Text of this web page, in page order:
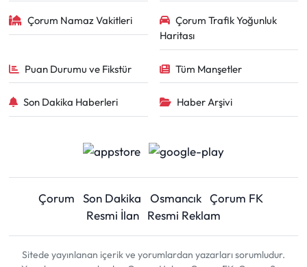
Çorum Namaz Vakitleri
Çorum Trafik Yoğunluk
Haritası
Puan Durumu ve Fikstür Tüm Manşetler
Son Dakika Haberleri Haber Arşivi
Çorum Son Dakika Osmancık Çorum FK
Resmi İlan
Resmi Reklam
Sitede yayınlanan içerik ve yorumlardan yazarları sorumludur.